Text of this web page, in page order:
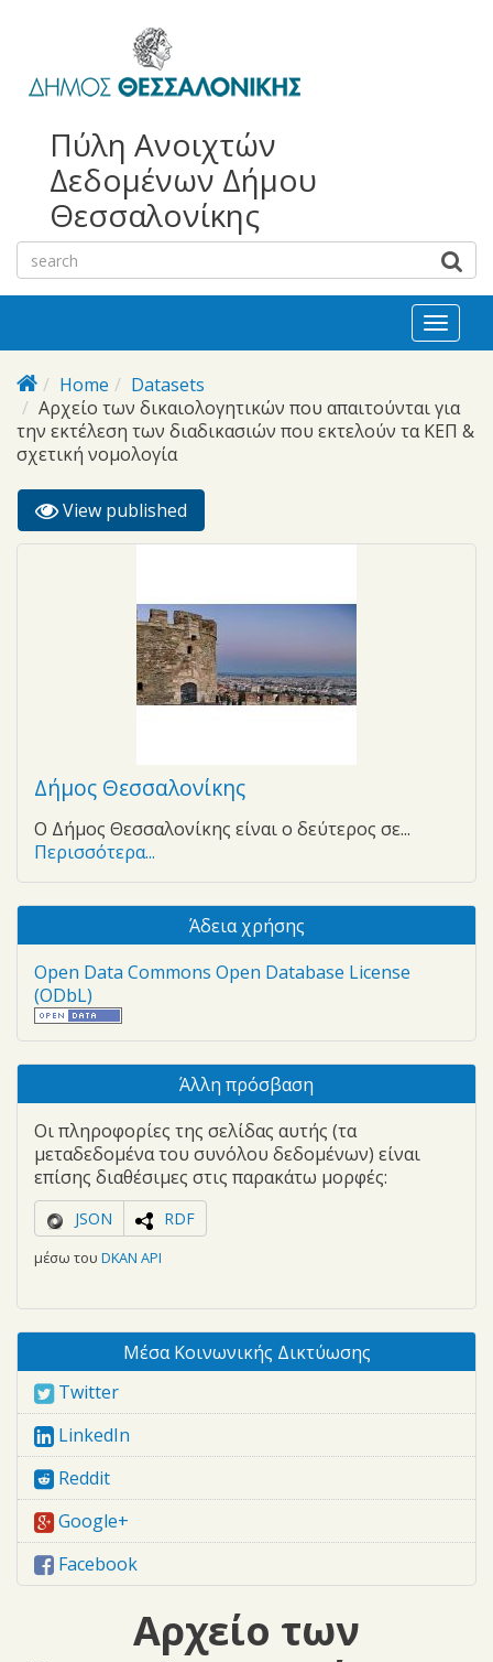
bayan
escort
escort
Πύλη Ανοιχτών
Δεδομένων Δήμου
Θεσσαλονίκης
Toggle
Home
Datasets
Αρχείο των δικαιολογητικών που απαιτούνται για
την εκτέλεση των διαδικασιών που εκτελούν τα ΚΕΠ &
σχετική νομολογία
Primary tabs
View published
tab)
Δήμος Θεσσαλονίκης
Ο Δήμος Θεσσαλονίκης είναι ο δεύτερος σε...
Περισσότερα...
Άδεια χρήσης
Open Data Commons Open Database License
(ODbL)
Άλλη πρόσβαση
Οι πληροφορίες της σελίδας αυτής (τα
μεταδεδομένα του συνόλου δεδομένων) είναι
επίσης διαθέσιμες στις παρακάτω μορφές:
JSON RDF
μέσω του DKAN API
Μέσα Κοινωνικής Δικτύωσης
Twitter
LinkedIn
Reddit
Google+
Facebook
Αρχείο των